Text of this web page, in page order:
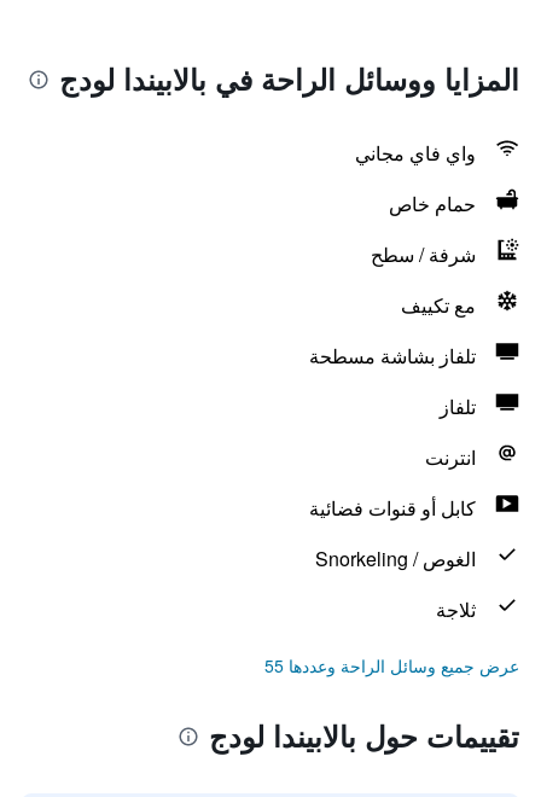
المزايا ووسائل الراحة في بالابيندا لودج
واي فاي مجاني
حمام خاص
شرفة / سطح
مع تكييف
تلفاز بشاشة مسطحة
تلفاز
انترنت
كابل أو قنوات فضائية
الغوص / Snorkeling
ثلاجة
عرض جميع وسائل الراحة وعددها 55
تقييمات حول بالابيندا لودج